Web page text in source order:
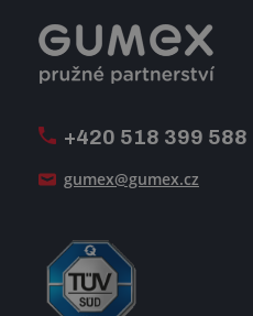
+420 518 399 588
gumex@gumex.cz
Registrace a spolupráce
Firemní časopis Géčko
Úpravy na míru a montáže
Volná pracovní místa